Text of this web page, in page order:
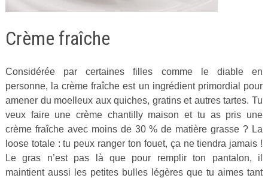
Crème fraîche
Publié
le
25
mars
2015
par
Cuisine
Ta
Considérée par certaines filles comme le diable en
personne, la crème fraîche est un ingrédient primordial pour
amener du moelleux aux quiches, gratins et autres tartes. Tu
veux faire une crème chantilly maison et tu as pris une
crème fraîche avec moins de 30 % de matière grasse ? La
loose totale : tu peux ranger ton fouet, ça ne tiendra jamais !
Le gras n’est pas là que pour remplir ton pantalon, il
maintient aussi les petites bulles légères que tu aimes tant